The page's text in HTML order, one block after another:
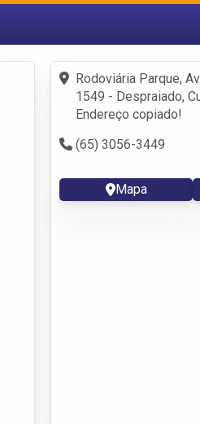
Fazer login
Criar conta
Rodoviária Parque,
1549 - Despraiado,
Endereço copiado!
(65) 3056-3449
Mapa